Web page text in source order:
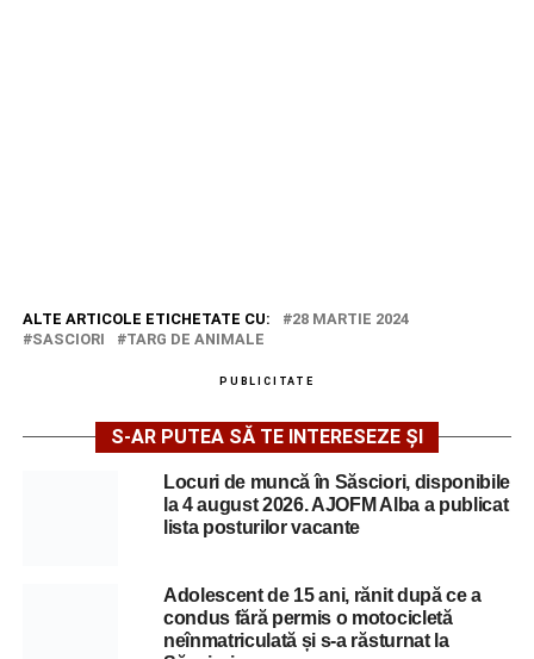
ALTE ARTICOLE ETICHETATE CU:
28 MARTIE 2024
SASCIORI
TARG DE ANIMALE
PUBLICITATE
S-AR PUTEA SĂ TE INTERESEZE ȘI
Locuri de muncă în Săsciori, disponibile
la 4 august 2026. AJOFM Alba a publicat
lista posturilor vacante
Adolescent de 15 ani, rănit după ce a
condus fără permis o motocicletă
neînmatriculată și s-a răsturnat la